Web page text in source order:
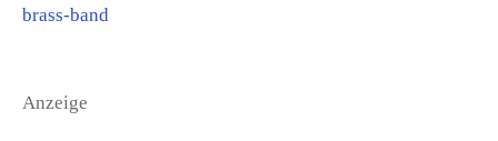
brass-band
Anzeige